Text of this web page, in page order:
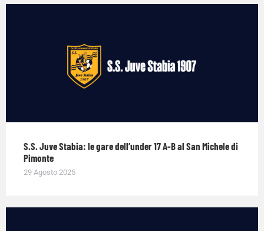
S.S. Juve Stabia: le gare dell’under 17 A-B al San Michele di
Pimonte
29 Agosto 2025